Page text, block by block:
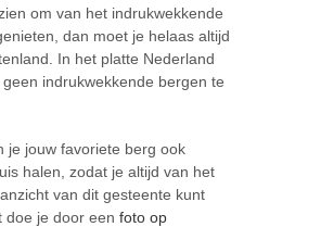
om van het indrukwekkende
dan moet je helaas altijd
In het platte Nederland
indrukwekkende bergen te
je jouw favoriete berg ook
halen, zodat je altijd van het
van dit gesteente kunt
doe je door een foto op